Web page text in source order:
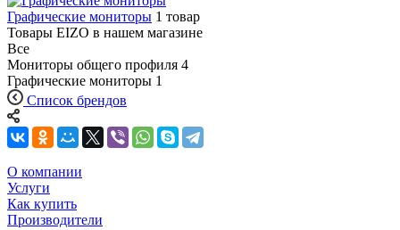
Графические мониторы 1 товар
Товары EIZO в нашем магазине
Все
Мониторы общего профиля 4
Графические мониторы 1
Список брендов
О компании
Услуги
Как купить
Производители